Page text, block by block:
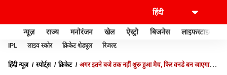
न्यूज़ राज्य मनोरंजन खेल ऐस्ट्रो बिजनेस लाइफस्टाइल
IPL लाइव स्कोर क्रिकेट शेड्यूल रिजल्ट
हिंदी न्यूज़ स्पोर्ट्स क्रिकेट
अगर इतने बजे तक नहीं शुरू हुआ मैच, फिर वनडे बन जाएगा